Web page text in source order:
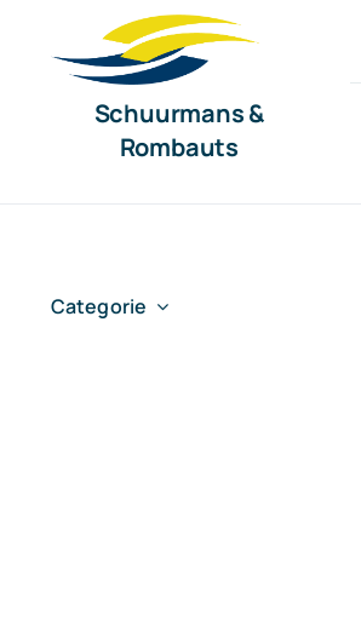
Schuurmans &
Rombauts
Categorie